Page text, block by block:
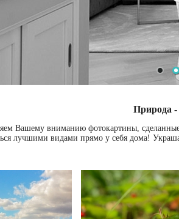
Природа -
Вашему вниманию фотокартины,
лучшими видами прямо у себя дома!